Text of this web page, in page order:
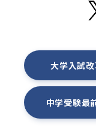
大学入試
中学受験最